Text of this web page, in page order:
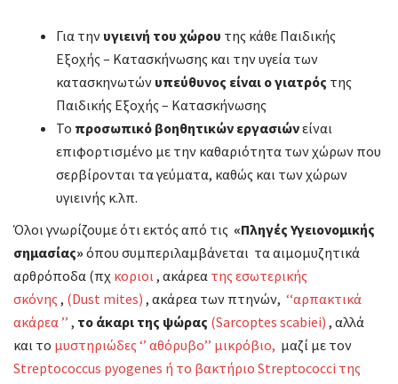
Για την υγιεινή του χώρου της κάθε Παιδικής
Εξοχής – Κατασκήνωσης και την υγεία των
κατασκηνωτών υπεύθυνος είναι ο γιατρός της
Παιδικής Εξοχής – Κατασκήνωσης
Το προσωπικό βοηθητικών εργασιώνείναι
επιφορτισμένο με την καθαριότητα των χώρων που
σερβίρονται τα γεύματα, καθώς και των χώρων
υγιεινής κ.λπ.
Όλοι γνωρίζουμε ότι εκτός από τις «Πληγές Υγειονομικής
σημασίας» όπου συμπεριλαμβάνεται τα αιμομυζητικά
αρθρόποδα (πχ κοριοι , ακάρεα της εσωτερικής
σκόνης , (Dust mites) , ακάρεα των πτηνών, ‘‘αρπακτικά
ακάρεα ’’ , το άκαρι της ψώρας (Sarcoptes scabiei) , αλλά
και το μυστηριώδες ‘’ αθόρυβο’’ μικρόβιο, μαζί με τον
Streptococcus pyogenes ή το βακτήριο Streptococci της